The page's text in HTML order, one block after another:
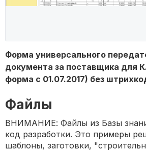
Форма универсального
документа за поставщика для
форма с 01.07.2017) без
Файлы
ВНИМАНИЕ: Файлы из Базы
код разработки. Это примеры
шаблоны, заготовки,